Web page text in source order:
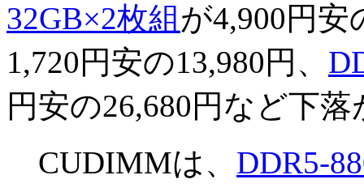
32GB×2枚組が4,900円安
1,720円安の13,980円、
円安の26,680円など下
CUDIMMは、 DDR5-